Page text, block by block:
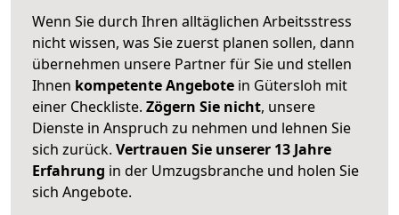
Wenn Sie durch Ihren alltäglichen Arbeitsstress
nicht wissen, was Sie zuerst planen sollen, dann
übernehmen unsere Partner für Sie und stellen
Ihnen kompetente Angebote in Gütersloh mit
einer Checkliste. Zögern Sie nicht, unsere
Dienste in Anspruch zu nehmen und lehnen Sie
sich zurück. Vertrauen Sie unserer 13 Jahre
Erfahrung in der Umzugsbranche und holen Sie
sich Angebote.